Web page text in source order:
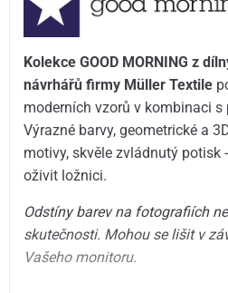
Kolekce GOOD MORNING z
návrhářů firmy Müller Textile
moderních vzorů v kombinaci
Výrazné barvy, geometrické a
motivy, skvěle zvládnutý potisk
oživit ložnici.
Odstíny barev na fotografiích
skutečnosti. Mohou se lišit v
Vašeho monitoru.